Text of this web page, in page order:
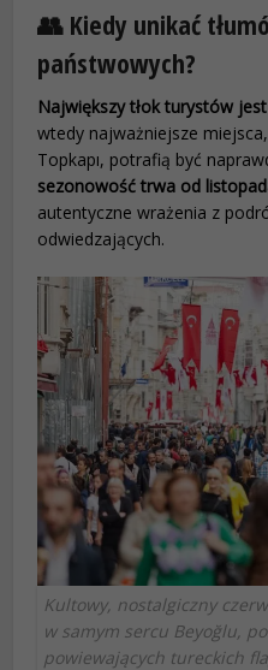
👥 Kiedy unikać
państwowych?
Największy tłok turystów
wtedy najważniejsze
Topkapı, potrafią być
sezonowość trwa od
autentyczne wrażenia z
odwiedzających.
Kultowy, nostalgiczny
w samym sercu Beyoğlu,
powiewających tureckich